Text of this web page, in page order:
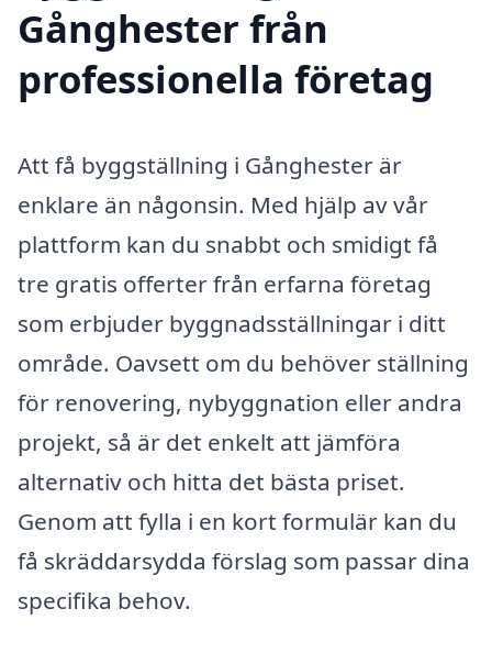
Gånghester från
professionella företag
Att få byggställning i Gånghester är
enklare än någonsin. Med hjälp av vår
plattform kan du snabbt och smidigt få
tre gratis offerter från erfarna företag
som erbjuder byggnadsställningar i ditt
område. Oavsett om du behöver ställning
för renovering, nybyggnation eller andra
projekt, så är det enkelt att jämföra
alternativ och hitta det bästa priset.
Genom att fylla i en kort formulär kan du
få skräddarsydda förslag som passar dina
specifika behov.